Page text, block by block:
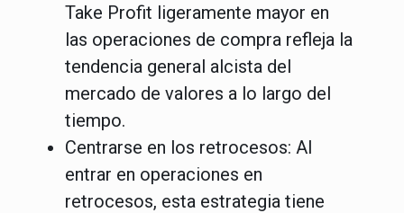
Take Profit ligeramente mayor en
las operaciones de compra refleja la
tendencia general alcista del
mercado de valores a lo largo del
tiempo.
Centrarse en los retrocesos: Al
entrar en operaciones en
retrocesos, esta estrategia tiene